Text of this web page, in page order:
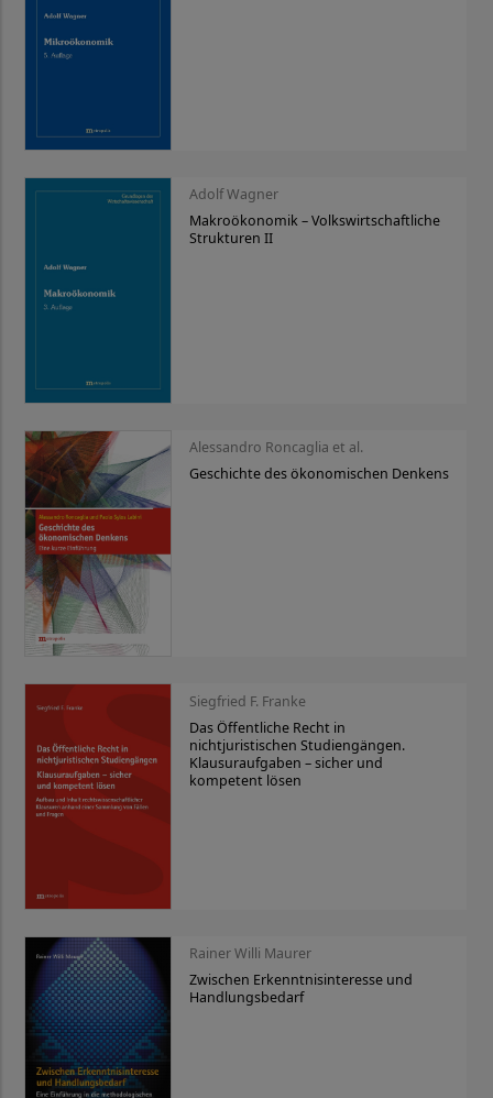
Adolf Wagner
Makroökonomik – Volkswirtschaftliche
Strukturen II
Alessandro Roncaglia et al.
Geschichte des ökonomischen Denkens
Siegfried F. Franke
Das Öffentliche Recht in
nichtjuristischen Studiengängen.
Klausuraufgaben – sicher und
kompetent lösen
Rainer Willi Maurer
Zwischen Erkenntnisinteresse und
Handlungsbedarf